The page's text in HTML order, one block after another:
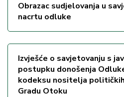
Obrazac sudjelovanja u
nacrtu odluke
Izvješće o savjetovanju s
postupku donošenja
kodeksu nositelja
Gradu Otoku